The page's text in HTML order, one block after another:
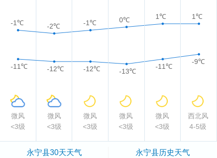
-1℃ -2℃ -1℃ 0℃ 1℃ 1℃
-11℃ -12℃ -12℃ -13℃
-11℃
-9℃
微风 微风 微风 微风 微风
西北风
<3级
<3级 <3级 <3级 <3级 4-5级
永宁县30天天气 永宁县历史天气